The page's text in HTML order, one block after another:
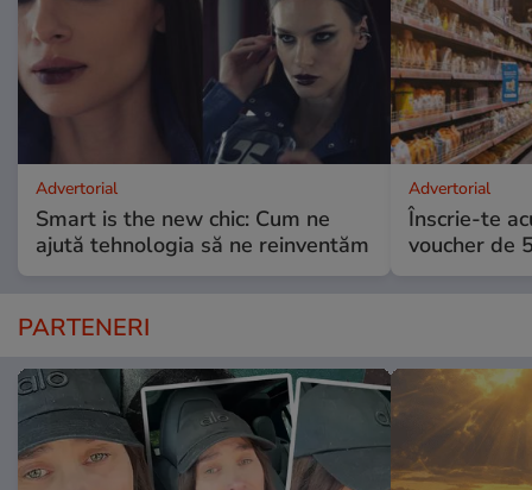
Advertorial
Smart is the new chic: Cum ne
ajută tehnologia să ne reinventăm
Advertorial
Înscrie-te
voucher de
PARTENERI